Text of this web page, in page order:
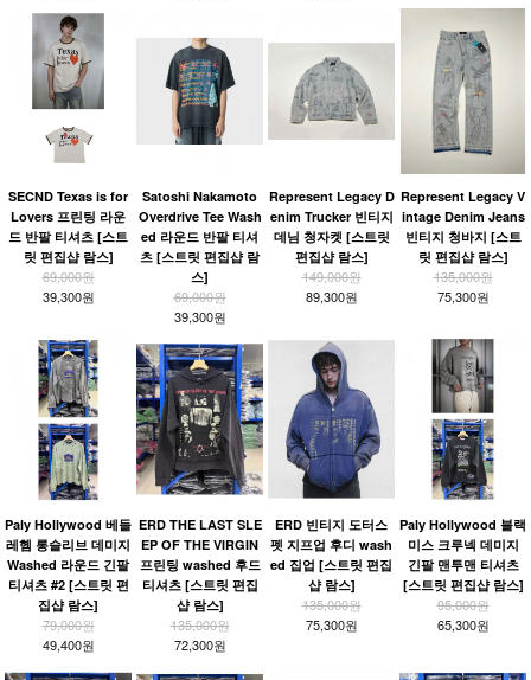
SECND Texas is for
Lovers 프린팅 라운
드 반팔 티셔츠 [스트
릿 편집샵 람스]
69,000원
39,300원
Satoshi Nakamoto
Overdrive Tee Wash
ed 라운드 반팔 티셔
츠 [스트릿 편집샵 람
스]
69,000원
39,300원
Represent Legacy D
enim Trucker 빈티지
데님 청자켓 [스트릿
편집샵 람스]
149,000원
89,300원
Represent Legacy V
intage Denim Jeans
빈티지 청바지 [스트
릿 편집샵 람스]
135,000원
75,300원
Paly Hollywood 베들
레헴 롱슬리브 데미지
Washed 라운드 긴팔
티셔츠 #2 [스트릿 편
집샵 람스]
79,000원
49,400원
ERD THE LAST SLE
EP OF THE VIRGIN
프린팅 washed 후드
티셔츠 [스트릿 편집
샵 람스]
135,000원
72,300원
ERD 빈티지 도터스
펫 지프업 후디 wash
ed 집업 [스트릿 편집
샵 람스]
135,000원
75,300원
Paly Hollywood 블랙
미스 크루넥 데미지
긴팔 맨투맨 티셔츠
[스트릿 편집샵 람스]
95,000원
65,300원